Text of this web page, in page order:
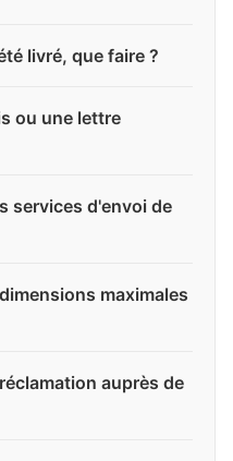
livré, que faire ?
ou une lettre
services d'envoi de
maximales
auprès de